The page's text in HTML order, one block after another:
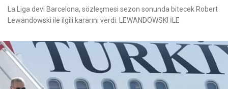
La Liga devi Barcelona, sözleşmesi sezon sonunda bitecek Robert
Lewandowski ile ilgili kararını verdi. LEWANDOWSKI İLE